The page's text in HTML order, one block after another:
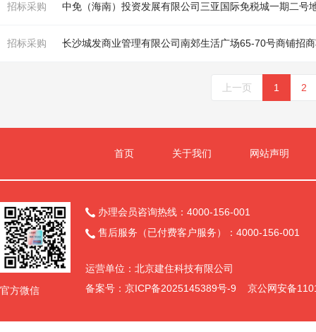
招标采购
招标采购 长沙城发商业管理有限公司南郊生活广场65-70号商铺招
上一页 1 2
首页 关于我们 网站声明
官方微信
 办理会员咨询热线：4000-156-001
 售后服务（已付费客户服务）：4000-156-001
运营单位：北京建住科技有限公司
备案号： 京ICP备2025145389号-9 京公网安备